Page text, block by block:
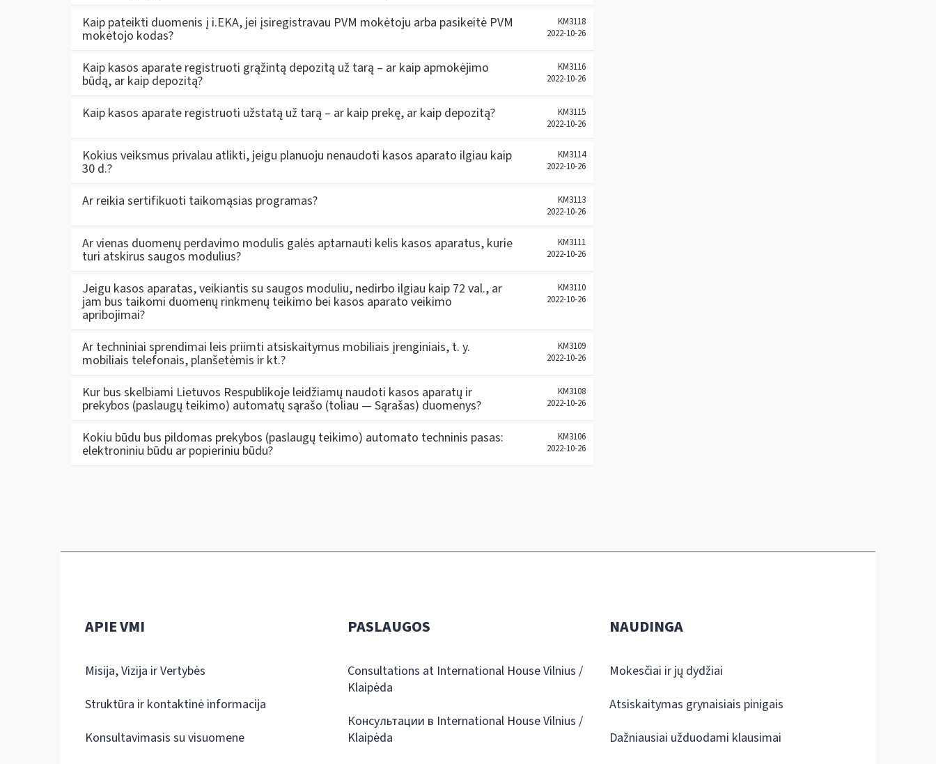
Kaip pateikti duomenis į i.EKA, jei įsiregistravau PVM mokėtoju arba pasikeitė PVM
mokėtojo kodas?
KM3118
2022-10-26
Kaip kasos aparate registruoti grąžintą depozitą už tarą – ar kaip apmokėjimo
būdą, ar kaip depozitą?
KM3116
2022-10-26
Kaip kasos aparate registruoti užstatą už tarą – ar kaip prekę, ar kaip depozitą?
KM3115
2022-10-26
Kokius veiksmus privalau atlikti, jeigu planuoju nenaudoti kasos aparato ilgiau kaip
30 d.?
KM3114
2022-10-26
Ar reikia sertifikuoti taikomąsias programas?
KM3113
2022-10-26
Ar vienas duomenų perdavimo modulis galės aptarnauti kelis kasos aparatus, kurie
turi atskirus saugos modulius?
KM3111
2022-10-26
Jeigu kasos aparatas, veikiantis su saugos moduliu, nedirbo ilgiau kaip 72 val., ar
jam bus taikomi duomenų rinkmenų teikimo bei kasos aparato veikimo
apribojimai?
KM3110
2022-10-26
Ar techniniai sprendimai leis priimti atsiskaitymus mobiliais įrenginiais, t. y.
mobiliais telefonais, planšetėmis ir kt.?
KM3109
2022-10-26
Kur bus skelbiami Lietuvos Respublikoje leidžiamų naudoti kasos aparatų ir
prekybos (paslaugų teikimo) automatų sąrašo (toliau — Sąrašas) duomenys?
KM3108
2022-10-26
Kokiu būdu bus pildomas prekybos (paslaugų teikimo) automato techninis pasas:
elektroniniu būdu ar popieriniu būdu?
KM3106
2022-10-26
APIE VMI
Misija, Vizija ir Vertybės
Struktūra ir kontaktinė informacija
Konsultavimasis su visuomene
PASLAUGOS
Consultations at International House Vilnius /
Klaipėda
Консультации в International House Vilnius /
Klaipėda
NAUDINGA
Mokesčiai ir jų dydžiai
Atsiskaitymas grynaisiais pinigais
Dažniausiai užduodami klausimai